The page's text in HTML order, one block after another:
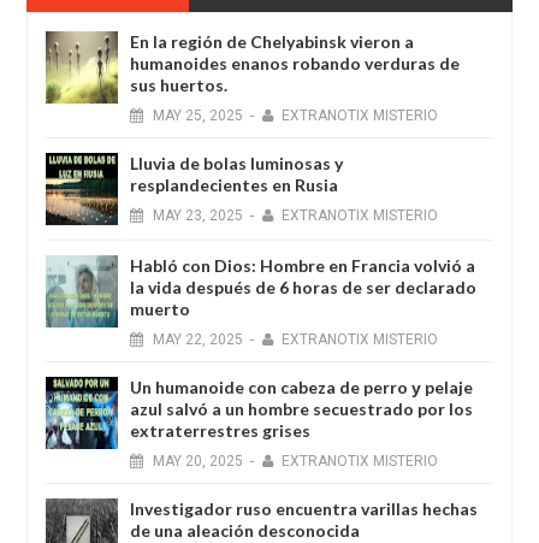
En la región de Chelyabinsk vieron a
humanoides enanos robando verduras de
sus huertos.
MAY 25, 2025 - EXTRANOTIX MISTERIO
Lluvia de bolas luminosas y
resplandecientes en Rusia
MAY 23, 2025 - EXTRANOTIX MISTERIO
Habló con Dios: Hombre en Francia volvió a
la vida después de 6 horas de ser declarado
muerto
MAY 22, 2025 - EXTRANOTIX MISTERIO
Un humanoide con cabeza de perro у pelaje
azul salvó a un hombre secuestrado por los
extraterrestres grises
MAY 20, 2025 - EXTRANOTIX MISTERIO
Investigador ruso encuentra varillas hechas
de una aleación desconocida